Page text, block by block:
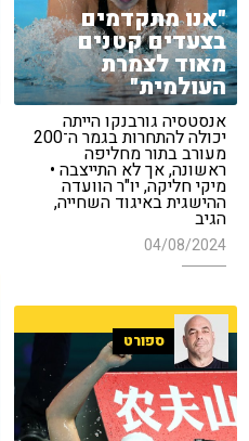
"אנו מתקדמים
בצעדים קטנים
מאוד לצמרת
העולמית"
אנסטסיה גורבנקו הייתה
יכולה להתחרות בגמר ה־200
מעורב בתור מחליפה
ראשונה, אך לא התייצבה •
מיקי חליקה, יו"ר הוועדה
ההישגית באיגוד השחייה,
הגיב
04/08/2024
ספורט